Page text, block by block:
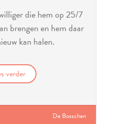
die hem op 25/7
brengen en hem daar
kan halen.
verder
De Bosschen